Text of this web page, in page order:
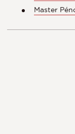
Master